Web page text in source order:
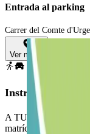
Entrada al parking
Carrer del Comte
Ver mapa
Instrucciones
A TU LLEGADA:
matrículas